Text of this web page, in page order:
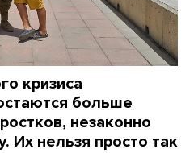
кризиса
больше
незаконно
Их нельзя просто так